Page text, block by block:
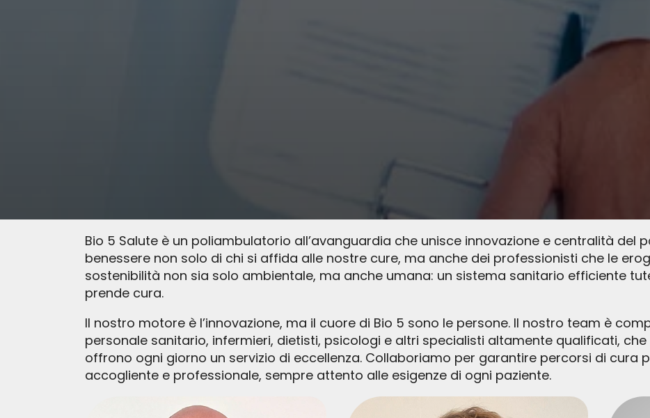
Bio 5 Salute è un poliambulatorio all’avanguardia che unisce innovazione e centralità del
benessere non solo di chi si affida alle nostre cure, ma anche dei professionisti che le
sostenibilità non sia solo ambientale, ma anche umana: un sistema sanitario efficiente
prende cura.
Il nostro motore è l’innovazione, ma il cuore di Bio 5 sono le persone. Il nostro team è
personale sanitario, infermieri, dietisti, psicologi e altri specialisti altamente qualificati,
offrono ogni giorno un servizio di eccellenza. Collaboriamo per garantire percorsi di cura
accogliente e professionale, sempre attento alle esigenze di ogni paziente.